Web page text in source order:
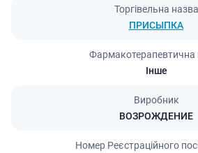
Торгівельна назва
ПРИСЫПКА
Фармакотерапевтична
Інше
Виробник
ВОЗРОЖДЕНИЕ
Номер Реєстраційного